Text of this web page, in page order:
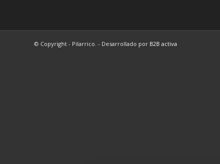
© Copyright - Pilarrico. - Desarrollado por B2B activa